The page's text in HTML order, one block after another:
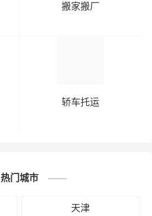
搬家搬厂
轿车托运
热门城市
天津